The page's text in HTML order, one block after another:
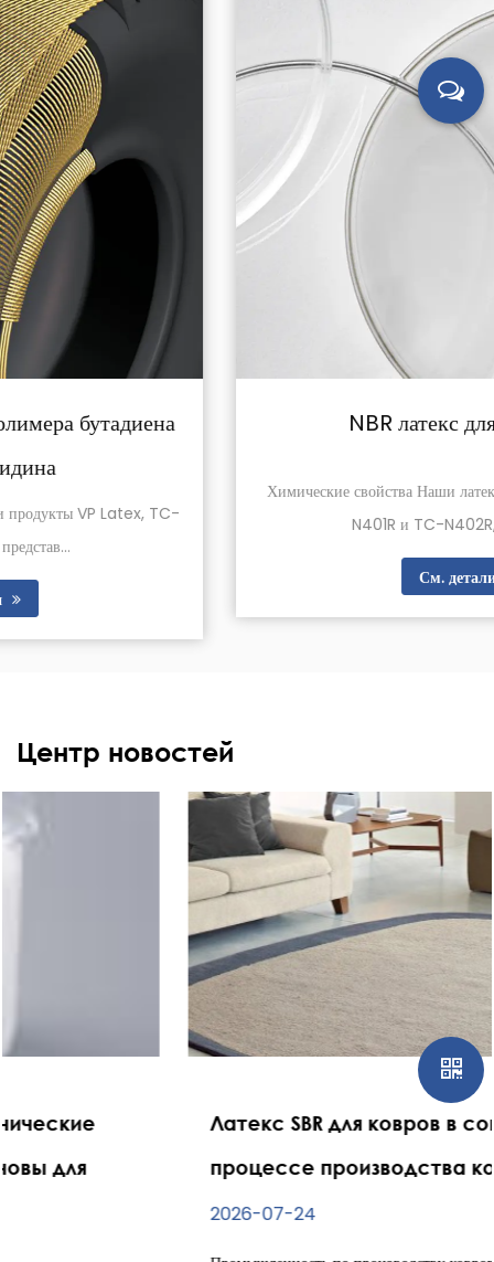
NBR латекс для текстиля
Химические свойства Наши латексные продукты NBR, TC-
N401R и TC-N402R, оба синтез...
Центр новостей
Латекс SBR для ковров в современном
процессе производства ковров